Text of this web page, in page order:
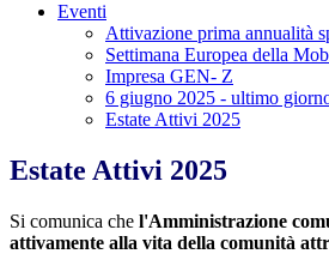
Eventi
Attivazione prima annualità
Settimana Europea della
Impresa GEN- Z
6 giugno 2025 - ultimo
Estate Attivi 2025
Estate Attivi 2025
Si comunica che l'Amministrazione
attivamente alla vita della comunità